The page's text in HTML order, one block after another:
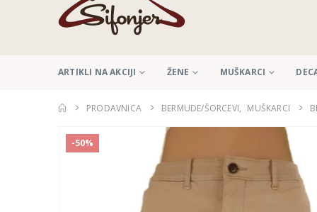
ARTIKLI NA AKCIJI ŽENE MUŠKARCI
PRODAVNICA BERMUDE/ŠORCEVI, MUŠKARCI
-50%